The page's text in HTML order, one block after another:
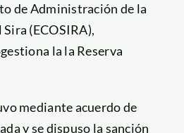
de Administración de la
(ECOSIRA),
la la Reserva
mediante acuerdo de
y se dispuso la sanción